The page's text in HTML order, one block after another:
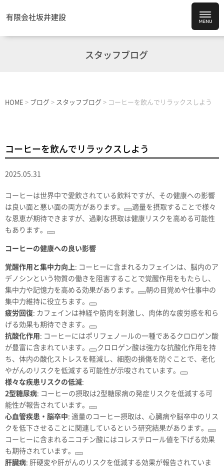
有限会社坂井建設
スタッフブログ
HOME > ブログ > スタッフブログ > コーヒーを飲んでリラックスしよう
コーヒーを飲んでリラックスしよう
2025.05.31
コーヒーは世界中で愛飲されている飲料ですが、その健康への影響
は良い面と悪い面の両方があります。
適量を摂取することで様々
な恩恵が期待できますが、過剰な摂取は健康リスクを高める可能性
もあります。
コーヒーの健康への良い影響
覚醒作用と集中力向上: コーヒーに含まれるカフェインは、脳内のア
デノシンという物質の働きを阻害することで覚醒作用をもたらし、
集中力や記憶力を高める効果があります。
朝の目覚めや仕事中の
集中力維持に役立ちます。
疲労回復: カフェインは神経や筋肉を刺激し、肉体的な疲労感を和ら
げる効果も期待できます。
抗酸化作用 : コーヒーにはポリフェノールの一種であるクロロゲン酸
が豊富に含まれています。
クロロゲン酸は強力な抗酸化作用を持
ち、体内の酸化ストレスを軽減し、細胞の損傷を防ぐことで、老化
やがんのリスクを低減する可能性が示唆されています。
様々な疾患リスクの低減:
2型糖尿病: コーヒーの摂取は2型糖尿病の発症リスクを低減する可
能性が報告されています。
心血管疾患・脳卒中: 適量のコーヒー摂取は、心臓病や脳卒中のリス
クを低下させることに関連しているという研究結果があります。
コーヒーに含まれるニコチン酸にはコレステロール値を下げる効果
も期待されています。
肝臓病: 肝硬変や肝がんのリスクを低減する効果が報告されていま